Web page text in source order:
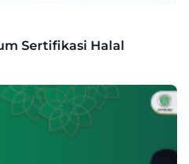
Sertifikasi Halal